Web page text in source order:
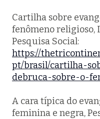
Cartilha sobre
fenômeno
Pesquisa Social:
https://
pt/brasil/cartilha-
debruca-sobre-o-
A cara típica do
feminina e negra,